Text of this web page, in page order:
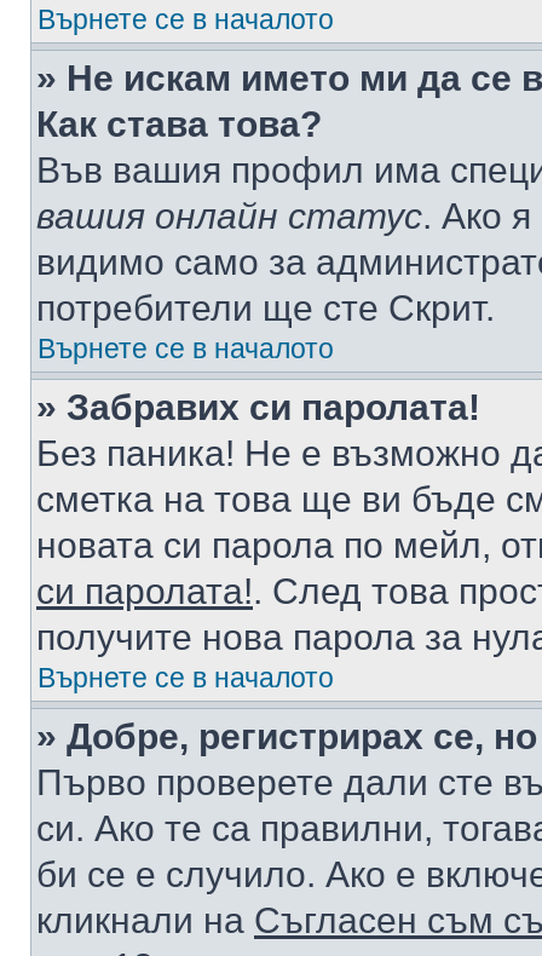
Върнете се в началото
» Не искам името ми да се
Как става това?
Във вашия профил има
вашия онлайн статус. Ако
видимо само за
потребители ще сте Скрит.
Върнете се в началото
» Забравих си паролата!
Без паника! Не е възможно
сметка на това ще ви бъде
новата си парола по мейл,
си паролата!. След това
получите нова парола за
Върнете се в началото
» Добре, регистрирах се,
Първо проверете дали сте
си. Ако те са правилни,
би се е случило. Ако е
кликнали на Съгласен съм